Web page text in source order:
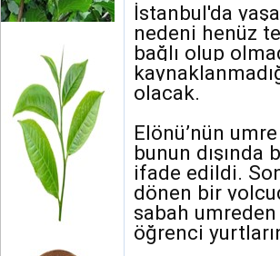
İstanbul'da
nedeni henüz
bağlı olup
olacak.
Elönü’nün
bunun dışında
ifade edildi.
dönen bir
sabah
öğrenci